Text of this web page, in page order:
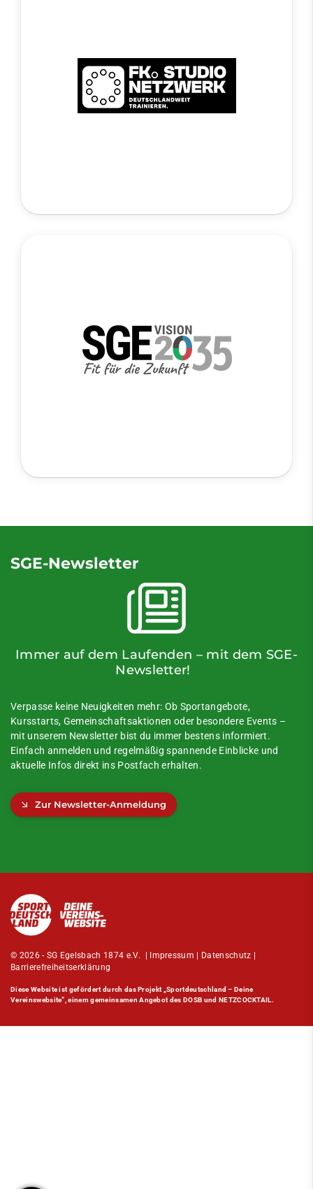
SGE-Newsletter
Immer auf dem Laufenden – mit dem SGE-
Newsletter!
Verpasse keine Neuigkeiten mehr: Ob Sportangebote,
Kursstarts, Gemeinschaftsaktionen oder besondere Events –
mit unserem Newsletter bist du immer bestens informiert.
Einfach anmelden und regelmäßig spannende Einblicke und
aktuelle Infos direkt ins Postfach erhalten.
Zur Newsletter-Anmeldung
© 2026 - SG Egelsbach 1874 e.V. | Impressum Datenschutz
Barrierefreiheitserklärung
Diese Website ist gefördert durch das Projekt„Sportdeutschland – Deine
Vereinswebsite”, einem gemeinsamen Angebot des DOSB und NETZCOCKTAIL.